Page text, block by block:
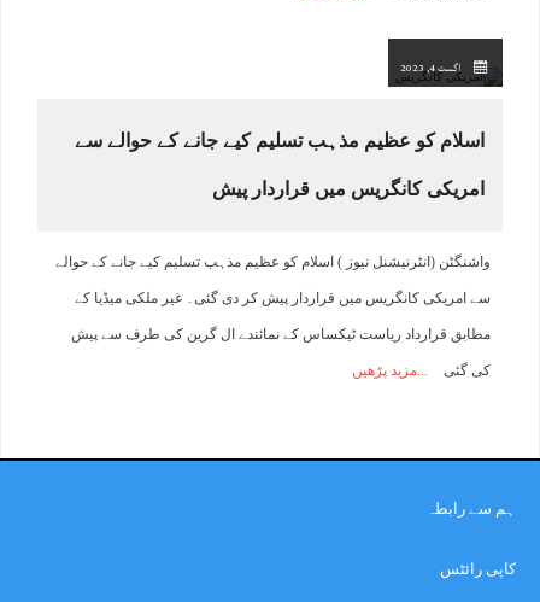
اگست 4, 2023
اسلام کو عظیم مذہب تسلیم کیے جانے کے حوالے سے
امریکی کانگریس میں قراردار پیش
واشنگٹن (انٹرنیشنل نیوز ) اسلام کو عظیم مذہب تسلیم کیے جانے کے حوالے
سے امریکی کانگریس میں قراردار پیش کر دی گئی۔ غیر ملکی میڈیا کے
مطابق قرارداد ریاست ٹیکساس کے نمائندے ال گرین کی طرف سے پیش
کی گئی مزید پڑھیں
ہم سے رابطہ
کاپی رائٹس